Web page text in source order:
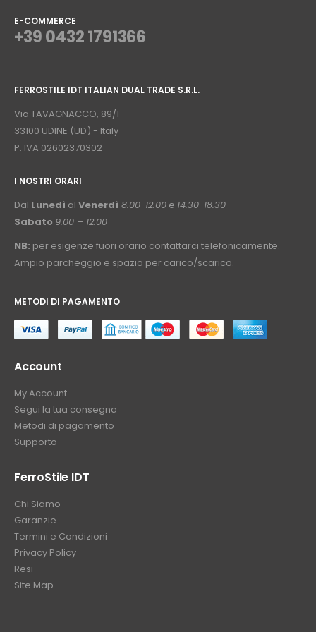
E-COMMERCE
+39 0432 1791366
FERROSTILE IDT ITALIAN DUAL TRADE S.R.L.
Via TAVAGNACCO, 89/1
33100 UDINE (UD) - Italy
P. IVA 02602370302
I NOSTRI ORARI
Dal Lunedì al Venerdì 8.00-12.00 e 14.30-18.30
Sabato 9.00 – 12.00
NB: per esigenze fuori orario contattarci telefonicamente.
Ampio parcheggio e spazio per carico/scarico.
METODI DI PAGAMENTO
Account
My Account
Segui la tua consegna
Metodi di pagamento
Supporto
FerroStile IDT
Chi Siamo
Garanzie
Termini e Condizioni
Privacy Policy
Resi
Site Map